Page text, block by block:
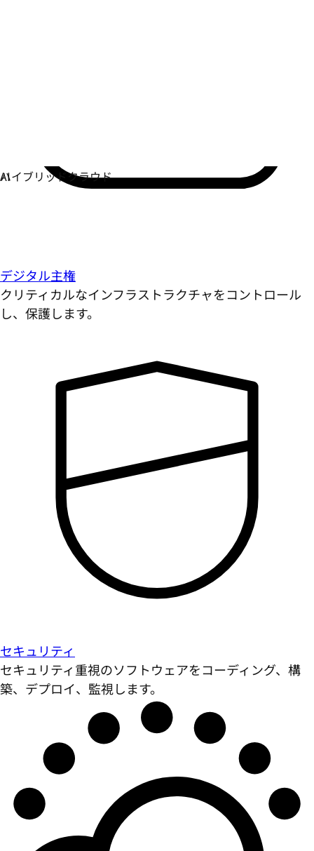
デジタル主権
クリティカルなインフラストラクチャをコントロール
し、保護します。
セキュリティ
セキュリティ重視のソフトウェアをコーディング、構
築、デプロイ、監視します。